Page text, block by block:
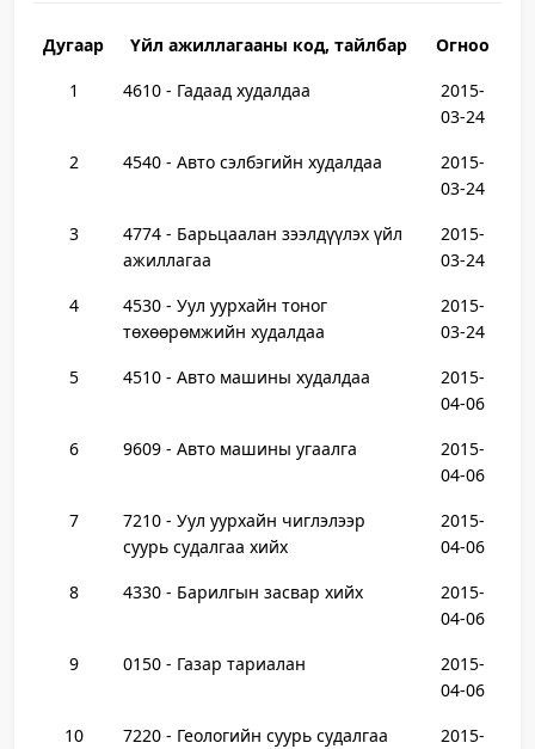
Дугаар Үйл ажиллагааны код, тайлбар
Огноо
1
4610 - Гадаад худалдаа
2015-
03-24
2
4540 - Авто сэлбэгийн худалдаа
2015-
03-24
3
4774 - Барьцаалан зээлдүүлэх үйл
ажиллагаа
2015-
03-24
4
4530 - Уул уурхайн тоног
төхөөрөмжийн худалдаа
2015-
03-24
5
4510 - Авто машины худалдаа
2015-
04-06
6
9609 - Авто машины угаалга
2015-
04-06
7
7210 - Уул уурхайн чиглэлээр
суурь судалгаа хийх
2015-
04-06
8
4330 - Барилгын засвар хийх
2015-
04-06
9
0150 - Газар тариалан
2015-
04-06
10
7220 - Геологийн суурь судалгаа
2015-